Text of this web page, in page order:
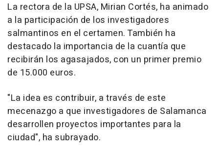
La rectora de la UPSA, Mirian Cortés, ha animado
a la participación de los investigadores
salmantinos en el certamen. También ha
destacado la importancia de la cuantía que
recibirán los agasajados, con un primer premio
de 15.000 euros.
"La idea es contribuir, a través de este
mecenazgo a que investigadores de Salamanca
desarrollen proyectos importantes para la
ciudad", ha subrayado.